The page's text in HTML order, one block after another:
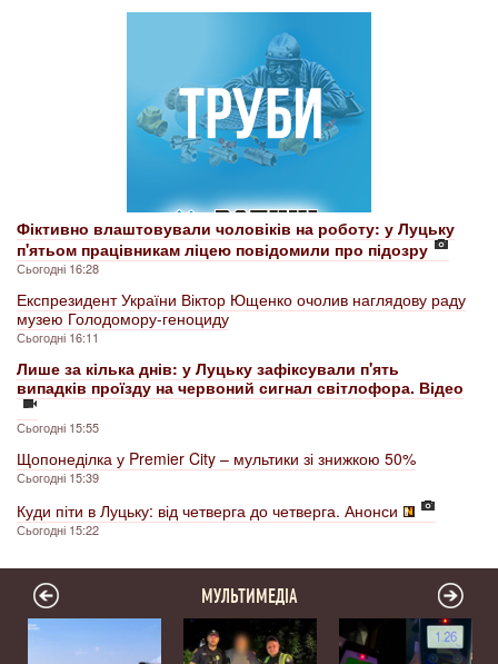
Фіктивно влаштовували чоловіків на роботу: у Луцьку
п'ятьом працівникам ліцею повідомили про підозру
Сьогодні 16:28
Експрезидент України Віктор Ющенко очолив наглядову раду
музею Голодомору-геноциду
Сьогодні 16:11
Лише за кілька днів: у Луцьку зафіксували п'ять
випадків проїзду на червоний сигнал світлофора. Відео
Сьогодні 15:55
Щопонеділка у Premier City – мультики зі знижкою 50%
Сьогодні 15:39
Куди піти в Луцьку: від четверга до четверга. Анонси
Сьогодні 15:22
МУЛЬТИМЕДІА